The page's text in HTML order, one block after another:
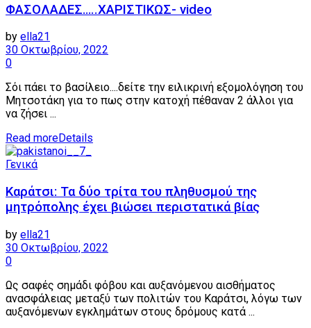
ΦΑΣΟΛΑΔΕΣ…..ΧΑΡΙΣΤΙΚΩΣ- video
by ella21
30 Οκτωβρίου, 2022
0
Σόι πάει το βασίλειο....δείτε την ειλικρινή εξομολόγηση του
Μητσοτάκη για το πως στην κατοχή πέθαναν 2 άλλοι για
να ζήσει ...
Read moreDetails
Γενικά
Καράτσι: Τα δύο τρίτα του πληθυσμού της
μητρόπολης έχει βιώσει περιστατικά βίας
by ella21
30 Οκτωβρίου, 2022
0
Ως σαφές σημάδι φόβου και αυξανόμενου αισθήματος
ανασφάλειας μεταξύ των πολιτών του Καράτσι, λόγω των
αυξανόμενων εγκλημάτων στους δρόμους κατά ...